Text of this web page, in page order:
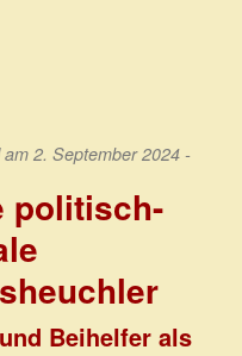
am 2. September 2024 -
politisch-
Beihelfer als